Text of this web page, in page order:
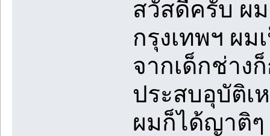
สวัสดีครับ ผ
กรุงเทพฯ ผม
จากเด็กช่าง
ประสบอุบัติเ
ผมก็ได้ญาติๆ